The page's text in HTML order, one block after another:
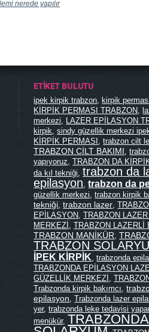
nerede yapılır
ETIKET BULUTU
ipek kirpik trabzon kirpik
KİRPİK PERMASI TRABZON
merkezi
LAZER EPİLASYON
kirpik ,sindy güzellik merkezi
KİRPİK PERMASI
,trabzon cilt
TRABZON CİLT BAKIMI ,
yapıyoruz ,TRABZON DA
da kıl tekniği ,trabzon da
epilasyon ,trabzon da
güzellik merkezi ,trabzon kirpik
tekniği ,trabzon lazer ,
EPİLASYON ,TRABZON
MERKEZİ
,TRABZON LAZERLİ
TRABZON MANİKÜR ,
TRABZON
İPEK KİRPİK ,trabzonda
TRABZONDA EPİLASYON
GÜZELLİK MERKEZİ
,
Trabzonda kirpik bakımcı ,
epilasyon ,Trabzonda lazer
yer,trabzonda leke tedavisi
menükür, TRABZONDA